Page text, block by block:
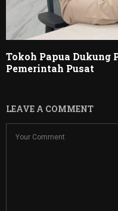
Tokoh Papua
Pemerintah Pusat
LEAVE A COMMENT